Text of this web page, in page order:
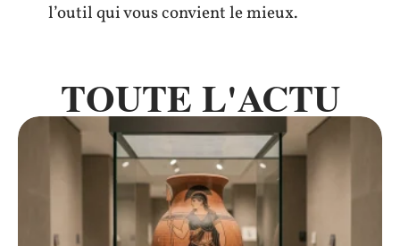
l’outil qui vous convient le mieux.
TOUTE L'ACTU